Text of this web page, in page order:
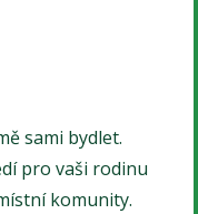
sami bydlet.
pro vaši rodinu
komunity.